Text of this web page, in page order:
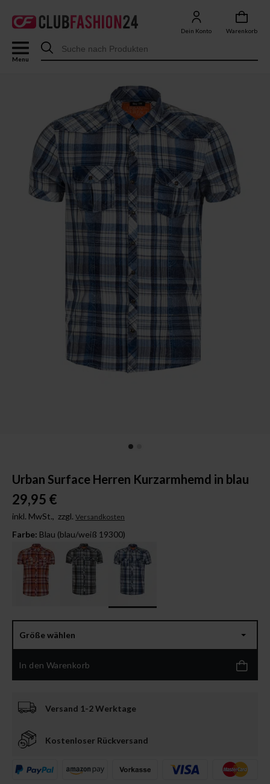
Dein Konto Warenkorb
Menu
Urban Surface Herren Kurzarmhemd in blau
29,95 €
inkl. MwSt., zzgl. Versandkosten
Farbe: Blau (blau/weiß 19300)
Größe wählen
In den Warenkorb
Versand 1-2 Werktage
Kostenloser Rückversand